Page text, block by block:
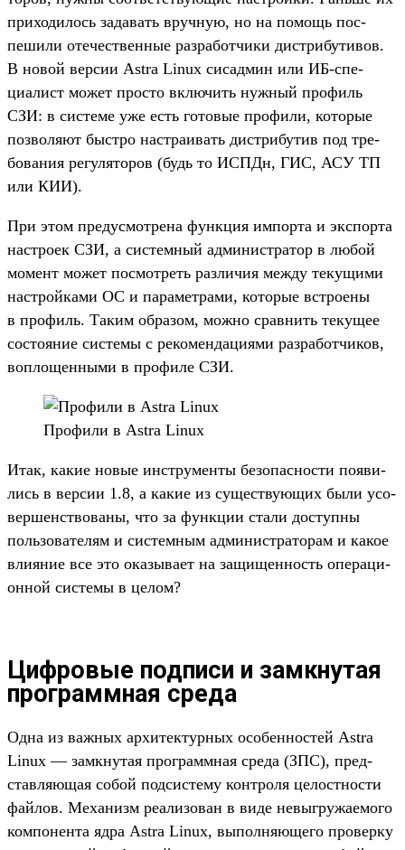
при­ходи­лось задавать вруч­ную, но на помощь пос­
пешили оте­чес­твен­ные раз­работ­чики дис­три­бути­вов.
В новой вер­сии Astra Linux сисад­мин или ИБ‑спе­
циалист может прос­то вклю­чить нуж­ный про­филь
СЗИ: в сис­теме уже есть готовые про­фили, которые
поз­воля­ют быс­тро нас­тра­ивать дис­три­бутив под тре­
бова­ния регуля­торов (будь то ИСПДн, ГИС, АСУ ТП
или КИИ).
При этом пре­дус­мотре­на фун­кция импорта и экспор­та
нас­тро­ек СЗИ, а сис­темный адми­нис­тра­тор в любой
момент может пос­мотреть раз­личия меж­ду текущи­ми
нас­трой­ками ОС и парамет­рами, которые встро­ены
в про­филь. Таким обра­зом, мож­но срав­нить текущее
сос­тояние сис­темы с рекомен­даци­ями раз­работ­чиков,
воп­лощен­ными в про­филе СЗИ.
Про­фили в Astra Linux
Итак, какие новые инс­тру­мен­ты безопас­ности появи­
лись в вер­сии 1.8, а какие из сущес­тву­ющих были усо­
вер­шенс­тво­ваны, что за фун­кции ста­ли дос­тупны
поль­зовате­лям и сис­темным адми­нис­тра­торам и какое
вли­яние все это ока­зыва­ет на защищен­ность опе­раци­
онной сис­темы в целом?
Цифровые подписи и замкнутая
программная среда
Од­на из важ­ных архи­тек­турных осо­бен­ностей Astra
Linux — зам­кну­тая прог­рам­мная сре­да (ЗПС), пред­
став­ляющая собой под­систе­му кон­тро­ля целос­тнос­ти
фай­лов. Механизм реали­зован в виде невыг­ружа­емо­го
ком­понен­та ядра Astra Linux, выпол­няюще­го про­вер­ку